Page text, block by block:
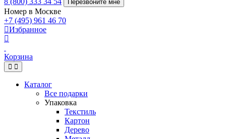
Перезвоните мне
Номер в Москве
+7 (495) 961 46 70
Избранное
Корзина
Каталог
Все подарки
Упаковка
Текстиль
Картон
Дерево